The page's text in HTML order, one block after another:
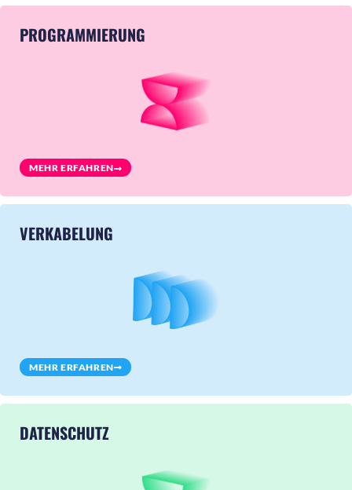
PROGRAMMIERUNG
MEHR ERFAHREN
VERKABELUNG
MEHR ERFAHREN
DATENSCHUTZ